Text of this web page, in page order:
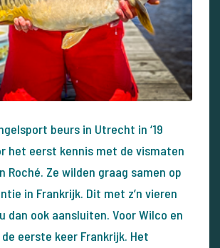
beurs in Utrecht in ‘19
het eerst kennis met de vismaten
Roché. Ze wilden graag samen op
in Frankrijk. Dit met z’n vieren
dan ook aansluiten. Voor Wilco en
eerste keer Frankrijk. Het